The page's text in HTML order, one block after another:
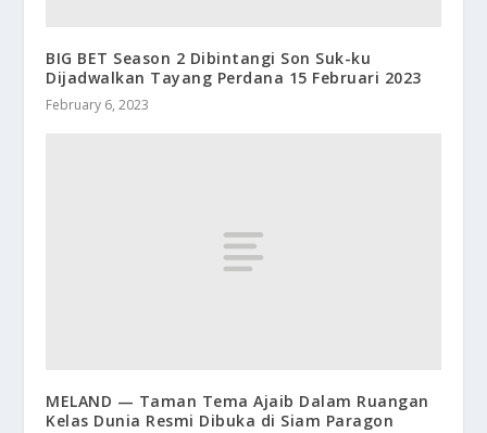
BIG BET Season 2 Dibintangi Son Suk-ku
Dijadwalkan Tayang Perdana 15 Februari 2023
February 6, 2023
MELAND — Taman Tema Ajaib Dalam Ruangan
Kelas Dunia Resmi Dibuka di Siam Paragon